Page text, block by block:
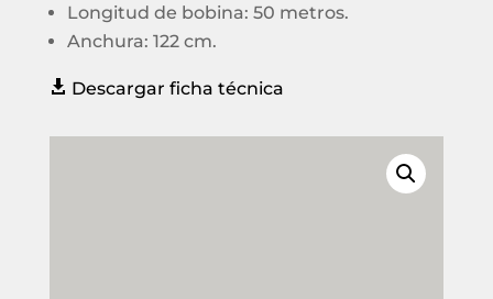
Longitud de bobina: 50 metros.
Anchura: 122 cm.
 Descargar ficha técnica